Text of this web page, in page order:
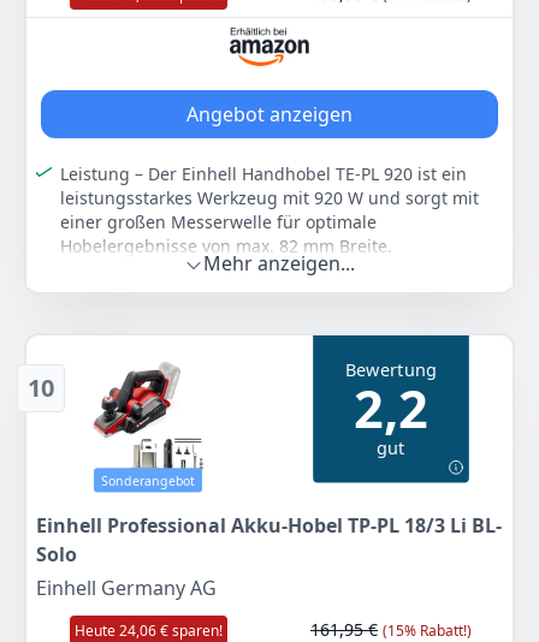
Anzeigen
Angebot anzeigen
Leistung – Der Einhell Handhobel TE-PL 920 ist ein
leistungsstarkes Werkzeug mit 920 W und sorgt mit
einer großen Messerwelle für optimale
Hobelergebnisse von max. 82 mm Breite.
Spantiefe – Die Spantiefe von max. 3,5 mm lässt sich
dank der gut sichtbaren Einstellung komfortabel an
ausgestattet und eignet sich hervorragend zum
einfachen Fasen von Kanten. Der automatische
Parkschuh schützt Werkstück und Messer.
Handling – Dank der Softgrip-Oberflächen und des
ergonomischen Handgriffs wird eine komfortable und
sichere Handhabung möglich und sorgt für
ermüdungsfreies Arbeiten.
Falztiefe – Mit dem Falztiefenanschlag von maximal 18
mm lassen sich ganz einfach Absätze herstellen, wie
z. B. für passgenaue Holzverbindungen bei der
Herstellung von Möbel.
Mehr anzeigen...
10
Sonderangebot
Bewertung
2,2
gut
Einhell Professional Akku-Hobel TP-PL 18/3 Li BL-
Solo
Einhell Germany AG
Heute 24,06 € sparen! 161,95 € (15% Rabatt!)